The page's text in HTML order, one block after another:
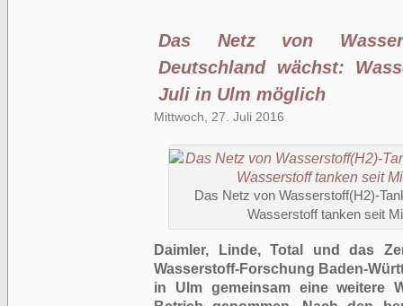
Das Netz von
Deutschland wächst:
Juli in Ulm möglich
Mittwoch, 27. Juli 2016
Das Netz von Wasserstoff(H2)-
Wasserstoff tanken seit
Daimler, Linde, Total und das
Wasserstoff-Forschung Baden-
in Ulm gemeinsam eine weitere